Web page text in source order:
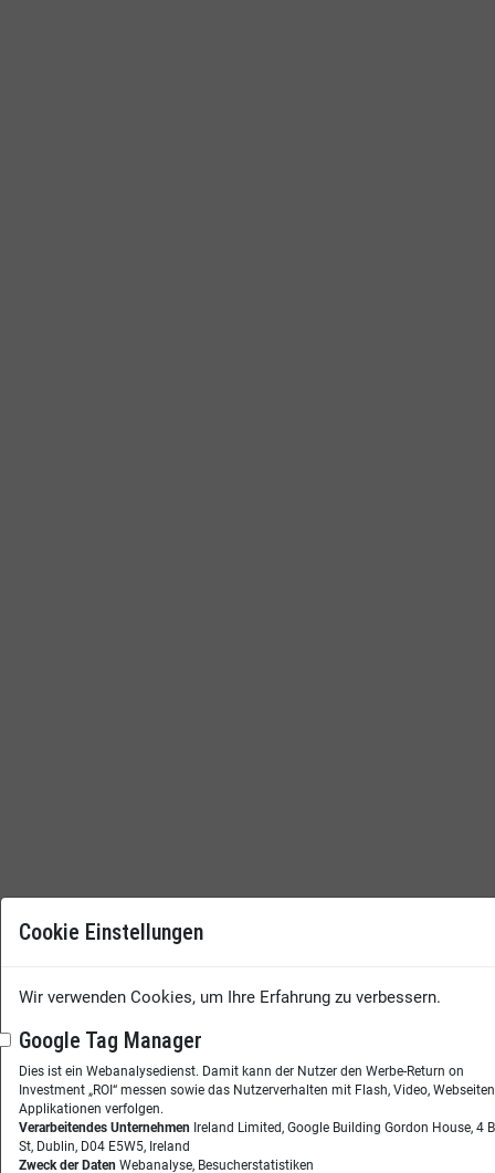
Cookie Einstellungen
Wir verwenden Cookies, um Ihre Erfahrung zu verbessern.
Google Tag Manager
Dies ist ein Webanalysedienst. Damit kann der Nutzer den Werbe-Return on
Investment „ROI“ messen sowie das Nutzerverhalten mit Flash, Video,
Applikationen verfolgen.
Verarbeitendes Unternehmen Ireland Limited, Google Building Gordon House, 4
St, Dublin, D04 E5W5, Ireland
Zweck der Daten Webanalyse, Besucherstatistiken